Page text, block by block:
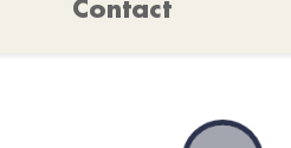
Contact